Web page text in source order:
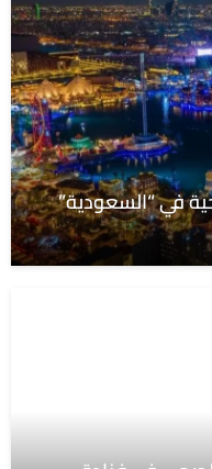
في “السعودية”